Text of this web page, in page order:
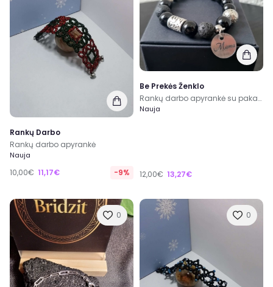
Rankų Darbo
Rankų darbo apyrankė
Nauja
10,00€ 11,17€ -9%
Be Prekės Ženklo
Rankų darbo apyrankė su pakabuku mama
Nauja
12,00€ 13,27€
0 0